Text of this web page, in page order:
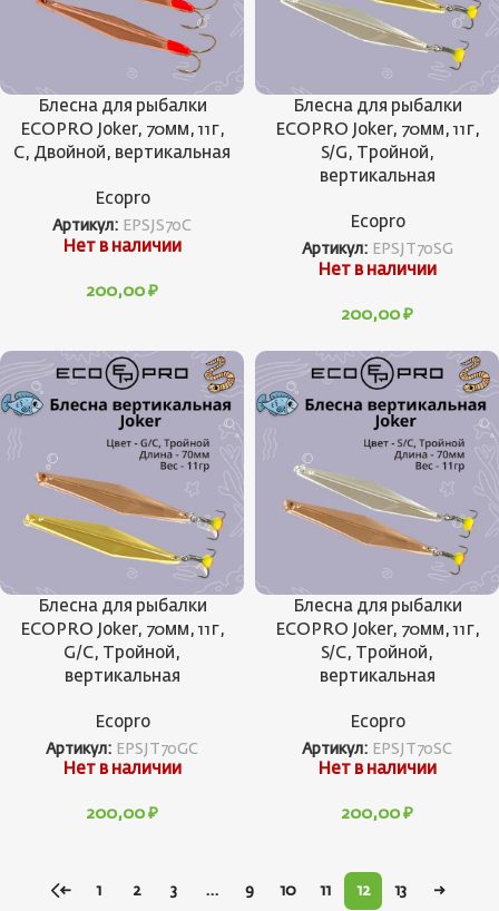
Блесна для рыбалки
ECOPRO Joker, 70мм, 11г,
C, Двойной, вертикальная
Ecopro
Артикул: EPSJS70C
Нет в наличии
200,00 ₽
Блесна для рыбалки
ECOPRO Joker, 70мм, 11г,
S/G, Тройной,
вертикальная
Ecopro
Артикул: EPSJT70SG
Нет в наличии
200,00 ₽
Блесна для рыбалки
ECOPRO Joker, 70мм, 11г,
G/C, Тройной,
вертикальная
Ecopro
Артикул: EPSJT70GC
Нет в наличии
200,00 ₽
Блесна для рыбалки
ECOPRO Joker, 70мм, 11г,
S/C, Тройной,
вертикальная
Ecopro
Артикул: EPSJT70SC
Нет в наличии
200,00 ₽
← 1 2 3 … 9 10 11 12 13 →